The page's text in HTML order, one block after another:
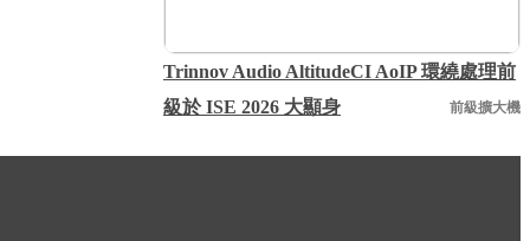
Trinnov Audio AltitudeCI AoIP 環繞處理前
級於 ISE 2026 大顯身
前級擴大機